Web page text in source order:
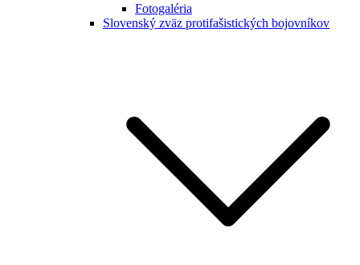
Fotogaléria
Slovenský zväz protifašistických bojovníkov